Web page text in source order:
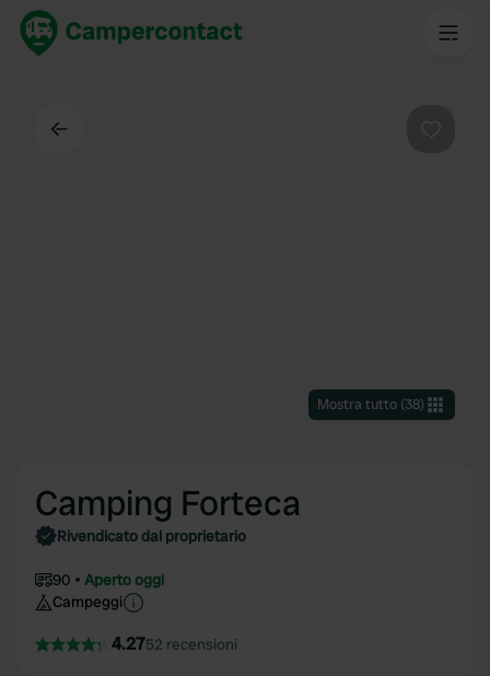
Mostra tutto(38)
Camping Forteca
Rivendicato dal proprietario
90
Aperto oggi
Campeggi
4.2752 recensioni